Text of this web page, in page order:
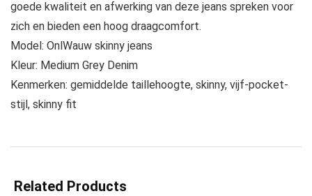
goede kwaliteit en afwerking van deze jeans spreken voor
zich en bieden een hoog draagcomfort.
Model: OnlWauw skinny jeans
Kleur: Medium Grey Denim
Kenmerken: gemiddelde taillehoogte, skinny, vijf-pocket-
stijl, skinny fit
Related Products